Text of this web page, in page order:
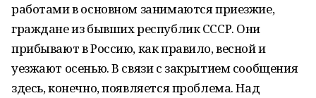
работами в основном занимаются приезжие,
граждане из бывших республик СССР. Они
прибывают в Россию, как правило, весной и
уезжают осенью. В связи с закрытием сообщения
здесь, конечно, появляется проблема. Над